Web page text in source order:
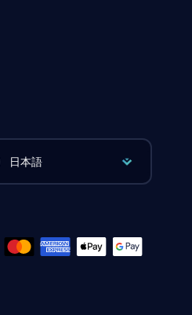
日本語